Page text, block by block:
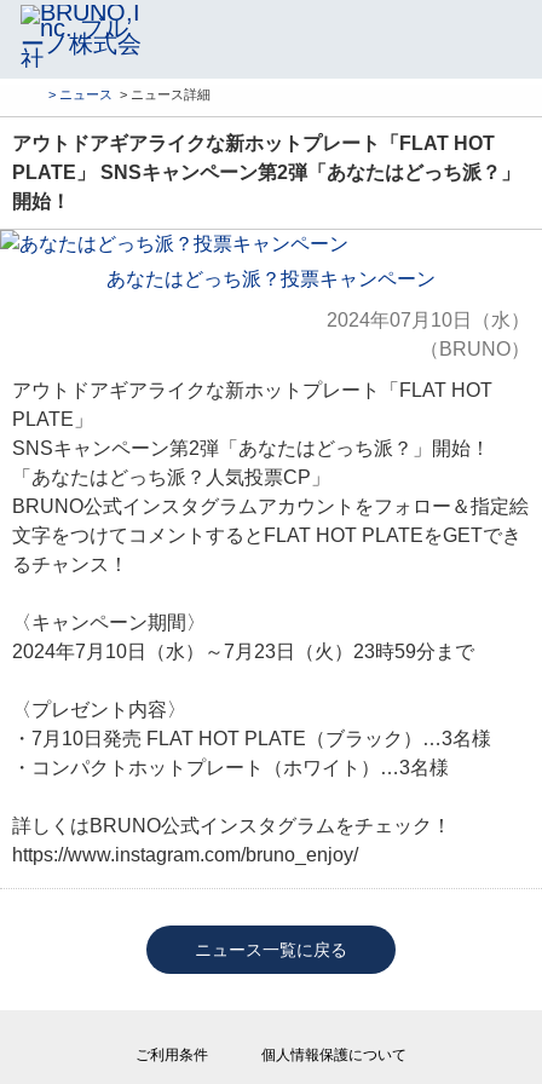
> ニュース > ニュース詳細
アウトドアギアライクな新ホットプレート「FLAT HOT
PLATE」 SNSキャンペーン第2弾「あなたはどっち派？」
開始！
あなたはどっち派？投票キャンペーン
2024年07月10日（水）
（BRUNO）
アウトドアギアライクな新ホットプレート「FLAT HOT
PLATE」
SNSキャンペーン第2弾「あなたはどっち派？」開始！
「あなたはどっち派？人気投票CP」
BRUNO公式インスタグラムアカウントをフォロー＆指定絵
文字をつけてコメントするとFLAT HOT PLATEをGETでき
るチャンス！
〈キャンペーン期間〉
2024年7月10日（水）～7月23日（火）23時59分まで
〈プレゼント内容〉
・7月10日発売 FLAT HOT PLATE（ブラック）…3名様
・コンパクトホットプレート（ホワイト）…3名様
詳しくはBRUNO公式インスタグラムをチェック！
https://www.instagram.com/bruno_enjoy/
ニュース一覧に戻る
ご利用条件 個人情報保護について